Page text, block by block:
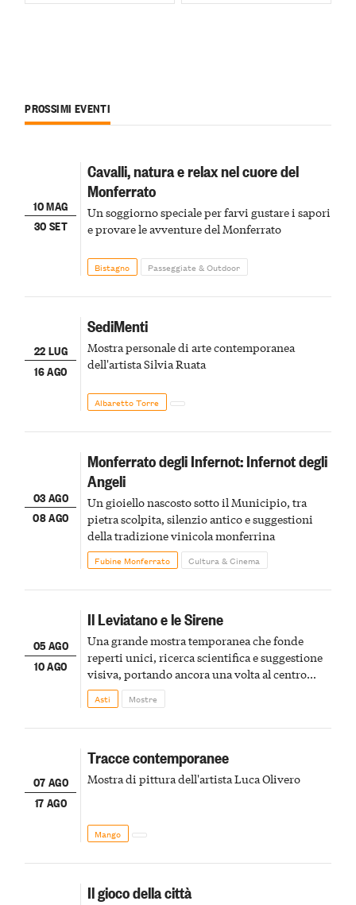
PROSSIMI EVENTI
10 MAG
30 SET
Cavalli, natura e relax nel cuore del
Monferrato
Un soggiorno speciale per farvi gustare i sapori
e provare le avventure del Monferrato
Bistagno Passeggiate & Outdoor
22 LUG
16 AGO
SediMenti
Mostra personale di arte contemporanea
dell'artista Silvia Ruata
Albaretto Torre
03 AGO
08 AGO
Monferrato degli Infernot: Infernot degli
Angeli
Un gioiello nascosto sotto il Municipio, tra
pietra scolpita, silenzio antico e suggestioni
della tradizione vinicola monferrina
Fubine Monferrato Cultura & Cinema
05 AGO
10 AGO
Il Leviatano e le Sirene
Una grande mostra temporanea che fonde
reperti unici, ricerca scientifica e suggestione
visiva, portando ancora una volta al centro
della scena le meraviglie del passato astigiano
Asti Mostre
07 AGO
17 AGO
Tracce contemporanee
Mostra di pittura dell'artista Luca Olivero
Mango
Il gioco della città